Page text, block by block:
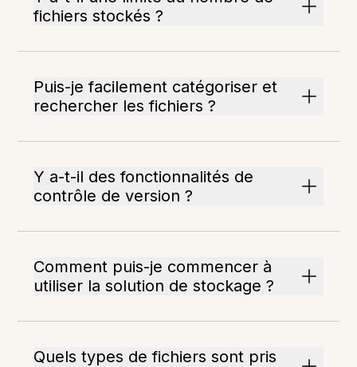
fichiers stockés ?
Puis-je facilement catégoriser et
rechercher les fichiers ?
Y a-t-il des fonctionnalités de
contrôle de version ?
Comment puis-je commencer à
utiliser la solution de stockage ?
Quels types de fichiers sont pris